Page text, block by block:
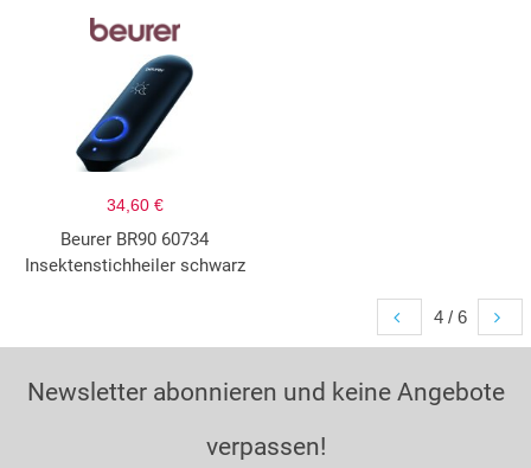
34,60 €
Beurer BR90 60734
Insektenstichheiler schwarz
4 / 6
Newsletter abonnieren und keine Angebote
verpassen!